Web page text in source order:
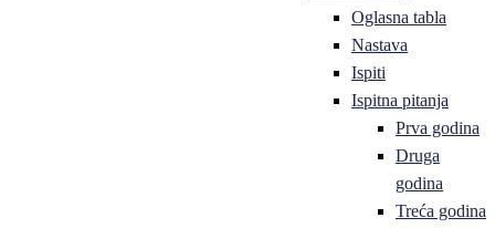
Oglasna tabla
Nastava
Ispiti
Ispitna pitanja
Prva godina
Druga
godina
Treća godina